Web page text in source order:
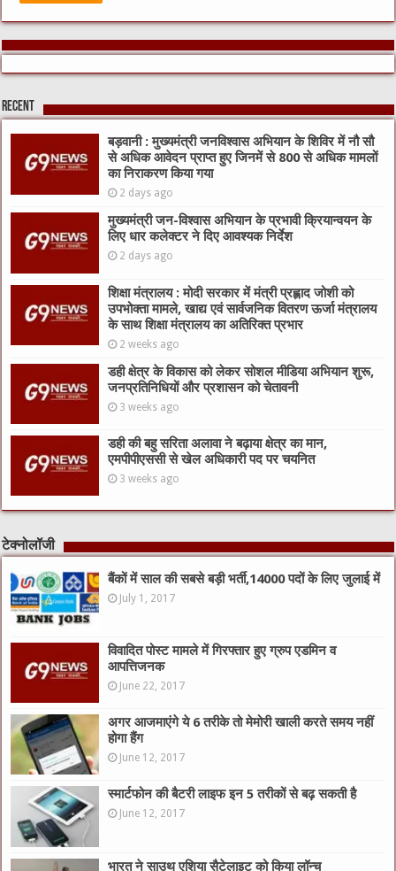
Recent
बड़वानी : मुख्यमंत्री जनविश्वास अभियान के शिविर में नौ सौ
से अधिक आवेदन प्राप्त हुए जिनमें से 800 से अधिक मामलों
का निराकरण किया गया
2 days ago
मुख्यमंत्री जन-विश्वास अभियान के प्रभावी क्रियान्वयन के
लिए धार कलेक्टर ने दिए आवश्यक निर्देश
2 days ago
शिक्षा मंत्रालय : मोदी सरकार में मंत्री प्रह्लाद जोशी को
उपभोक्ता मामले, खाद्य एवं सार्वजनिक वितरण ऊर्जा मंत्रालय
के साथ शिक्षा मंत्रालय का अतिरिक्त प्रभार
2 weeks ago
डही क्षेत्र के विकास को लेकर सोशल मीडिया अभियान शुरू,
जनप्रतिनिधियों और प्रशासन को चेतावनी
3 weeks ago
डही की बहु सरिता अलावा ने बढ़ाया क्षेत्र का मान,
एमपीपीएससी से खेल अधिकारी पद पर चयनित
3 weeks ago
टेक्नोलॉजी
बैंकों में साल की सबसे बड़ी भर्ती,14000 पदों के लिए जुलाई में
July 1, 2017
विवादित पोस्ट मामले में गिरफ्तार हुए ग्रुप एडमिन व
आपत्तिजनक
June 22, 2017
अगर आजमाएंगे ये 6 तरीके तो मेमोरी खाली करते समय नहीं
होगा हैंग
June 12, 2017
स्मार्टफोन की बैटरी लाइफ इन 5 तरीकों से बढ़ सकती है
June 12, 2017
भारत ने साउथ एशिया सैटेलाइट को किया लॉन्च